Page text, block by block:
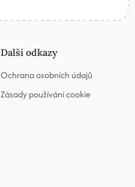
Další odkazy
Ochrana osobních údajů
Zásady používání cookie